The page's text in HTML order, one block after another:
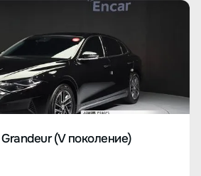
(V поколение)